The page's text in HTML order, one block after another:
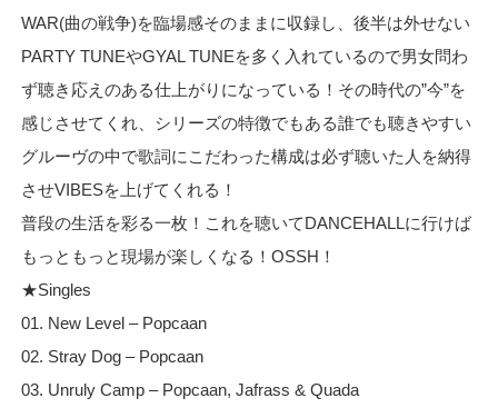
WAR(曲の戦争)を臨場感そのままに収録し、後半は外せない
PARTY TUNEやGYAL TUNEを多く入れているので男女問わ
ず聴き応えのある仕上がりになっている！その時代の”今”を
感じさせてくれ、シリーズの特徴でもある誰でも聴きやすい
グルーヴの中で歌詞にこだわった構成は必ず聴いた人を納得
させVIBESを上げてくれる！
普段の生活を彩る一枚！これを聴いてDANCEHALLに行けば
もっともっと現場が楽しくなる！OSSH！
★Singles
01. New Level – Popcaan
02. Stray Dog – Popcaan
03. Unruly Camp – Popcaan, Jafrass & Quada